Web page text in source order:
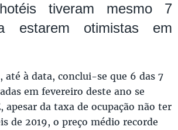
tiveram mesmo 7
estarem otimistas em
até à data, conclui-se que 6 das 7
em fevereiro deste ano se
apesar da taxa de ocupação não ter
de 2019, o preço médio recorde